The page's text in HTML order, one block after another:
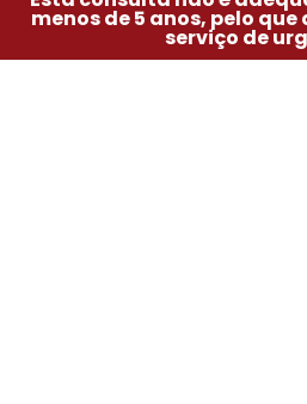
menos de 5 anos, pelo
serviço de